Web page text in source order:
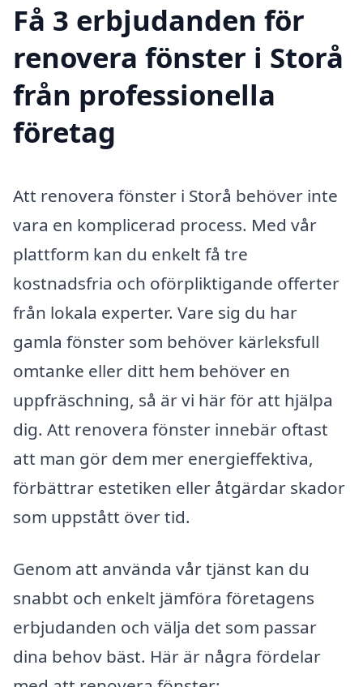
Få 3 erbjudanden för
renovera fönster i Storå
från professionella
företag
Att renovera fönster i Storå behöver inte
vara en komplicerad process. Med vår
plattform kan du enkelt få tre
kostnadsfria och oförpliktigande offerter
från lokala experter. Vare sig du har
gamla fönster som behöver kärleksfull
omtanke eller ditt hem behöver en
uppfräschning, så är vi här för att hjälpa
dig. Att renovera fönster innebär oftast
att man gör dem mer energieffektiva,
förbättrar estetiken eller åtgärdar skador
som uppstått över tid.
Genom att använda vår tjänst kan du
snabbt och enkelt jämföra företagens
erbjudanden och välja det som passar
dina behov bäst. Här är några fördelar